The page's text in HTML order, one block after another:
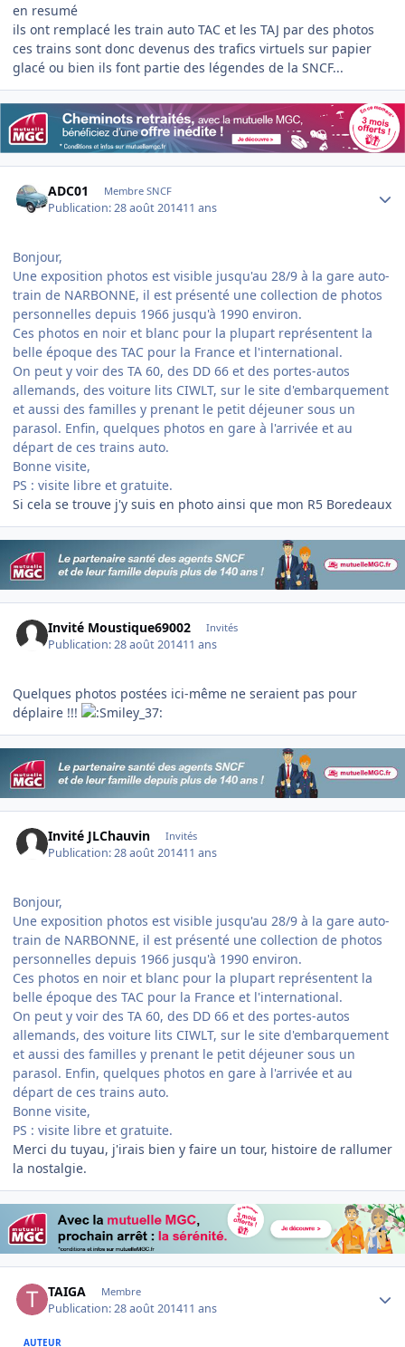
en resumé
ils ont remplacé les train auto TAC et les TAJ par des photos
ces trains sont donc devenus des trafics virtuels sur papier
glacé ou bien ils font partie des légendes de la SNCF...
ADC01 Membre SNCF
Publication:28 août 201411 ans
Bonjour,
Une exposition photos est visible jusqu'au 28/9 à la gare auto-
train de NARBONNE, il est présenté une collection de photos
personnelles depuis 1966 jusqu'à 1990 environ.
Ces photos en noir et blanc pour la plupart représentent la
belle époque des TAC pour la France et l'international.
On peut y voir des TA 60, des DD 66 et des portes-autos
allemands, des voiture lits CIWLT, sur le site d'embarquement
et aussi des familles y prenant le petit déjeuner sous un
parasol. Enfin, quelques photos en gare à l'arrivée et au
départ de ces trains auto.
Bonne visite,
PS : visite libre et gratuite.
Si cela se trouve j'y suis en photo ainsi que mon R5 Boredeaux
Invité Moustique69002 Invités
Publication:28 août 201411 ans
Quelques photos postées ici-même ne seraient pas pour
déplaire !!!
Invité JLChauvin Invités
Publication:28 août 201411 ans
Bonjour,
Une exposition photos est visible jusqu'au 28/9 à la gare auto-
train de NARBONNE, il est présenté une collection de photos
personnelles depuis 1966 jusqu'à 1990 environ.
Ces photos en noir et blanc pour la plupart représentent la
belle époque des TAC pour la France et l'international.
On peut y voir des TA 60, des DD 66 et des portes-autos
allemands, des voiture lits CIWLT, sur le site d'embarquement
et aussi des familles y prenant le petit déjeuner sous un
parasol. Enfin, quelques photos en gare à l'arrivée et au
départ de ces trains auto.
Bonne visite,
PS : visite libre et gratuite.
Merci du tuyau, j'irais bien y faire un tour, histoire de rallumer
la nostalgie.
TAIGA Membre
Publication:28 août 201411 ans
AUTEUR